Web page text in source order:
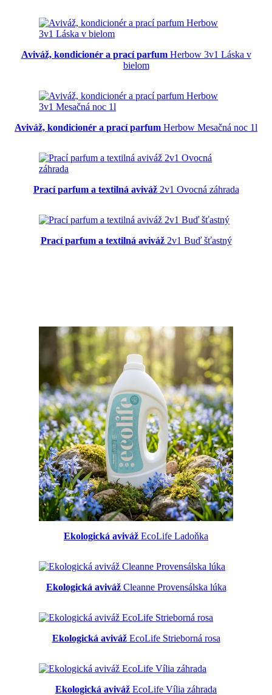
Aviváž, kondicionér a prací parfumHerbow 3v1 Láska v
bielom
Aviváž, kondicionér a prací parfum Herbow Mesačná noc 1l
Prací parfum a textilná aviváž2v1 Ovocná záhrada
Prací parfum a textilná aviváž 2v1 Buď šťastný
Ekologická aviváž EcoLife Ladoňka
Ekologická avivážCleanne Provensálska lúka
Ekologická avivážEcoLife Strieborná rosa
Ekologická aviváž EcoLife Vília záhrada